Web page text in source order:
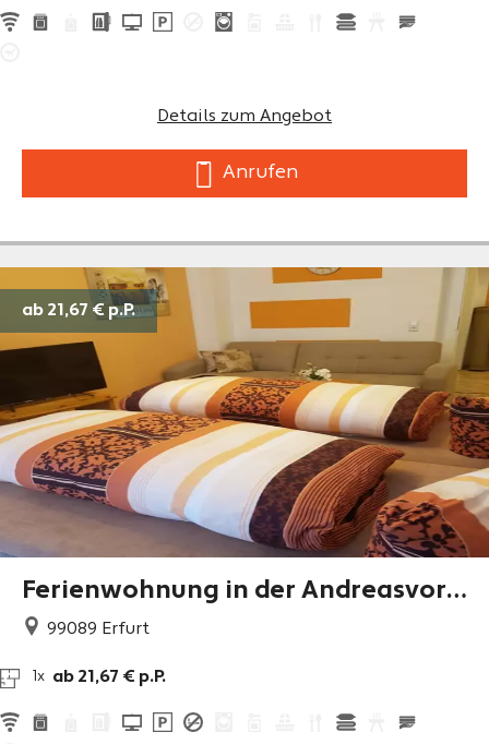
Details zum Angebot
Anrufen
Ferienwohnung in der Andreasvors
tadt
99089 Erfurt
1x ab 21,67 € p.P.
ab 21,67 € p.P.